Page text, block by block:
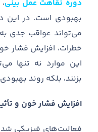
دوره نقاهت عمل بینی
بهبودی است. در این
میتواند عواقب جدی
خطرات، افزایش فشار
این موارد نه تنها می
بزنند، بلکه روند
افزایش فشار خون و
فعالیتهای فیزیکی